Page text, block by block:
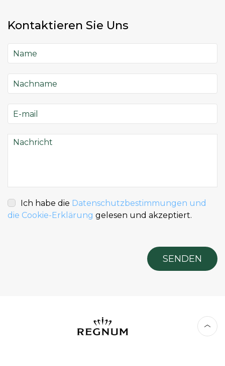
Kontaktieren Sie Uns
Ich habe die Datenschutzbestimmungen und
die Cookie-Erklärung gelesen und akzeptiert.
SENDEN